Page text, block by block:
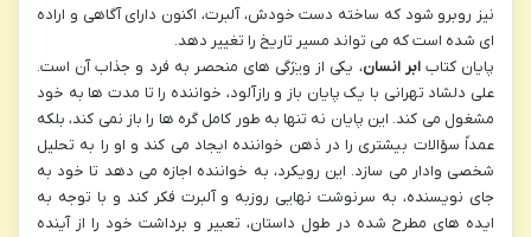
نیز روبرو شود که ساخته دست خودش، آلبرت، اکنون دارای آگاهی و اراده
ای شده است که می تواند مسیر تاریخ را تغییر دهد.
پایان کتابابر انسان، یکی از ویژگی های منحصر به فرد و جذاب آن است.
علی دلشاد تهرانی با یک پایان باز و رازآلود، خواننده را تا مدت ها به خود
مشغول می کند. این پایان نه تنها به طور کامل گره ها را باز نمی کند، بلکه
عمداً سؤالات بیشتری را در ذهن خواننده ایجاد می کند و او را به تحلیل
شخصی وادار می سازد. این رویکرد، به خواننده اجازه می دهد تا خود به
جای نویسنده، به سرنوشت نهایی روزبه و آلبرت فکر کند و با توجه به
ایده های مطرح شده در طول داستان، تعبیر و برداشت خود را از آینده